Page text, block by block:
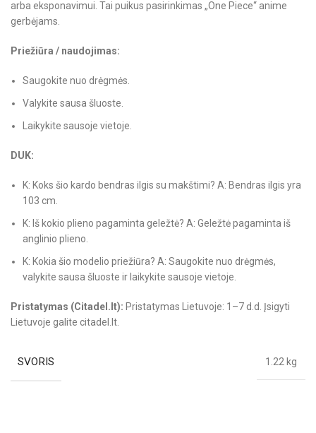
arba eksponavimui. Tai puikus pasirinkimas „One Piece“ anime
gerbėjams.
Priežiūra / naudojimas:
Saugokite nuo drėgmės.
Valykite sausa šluoste.
Laikykite sausoje vietoje.
DUK:
K: Koks šio kardo bendras ilgis su makštimi? A: Bendras ilgis yra
103 cm.
K: Iš kokio plieno pagaminta geležtė? A: Geležtė pagaminta iš
anglinio plieno.
K: Kokia šio modelio priežiūra? A: Saugokite nuo drėgmės,
valykite sausa šluoste ir laikykite sausoje vietoje.
Pristatymas (Citadel.lt): Pristatymas Lietuvoje: 1–7 d.d. Įsigyti
Lietuvoje galite citadel.lt.
SVORIS 1.22 kg